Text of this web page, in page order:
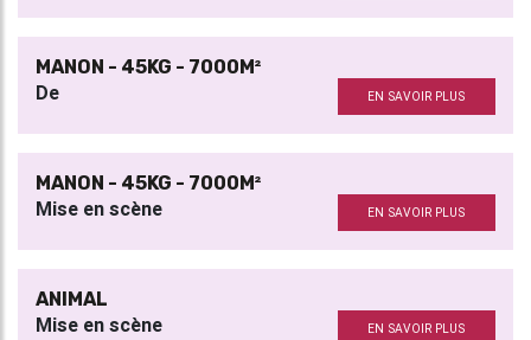
MANON - 45KG - 7000M²
De EN SAVOIR PLUS
MANON - 45KG - 7000M²
Mise en scène EN SAVOIR PLUS
ANIMAL
Mise en scène EN SAVOIR PLUS